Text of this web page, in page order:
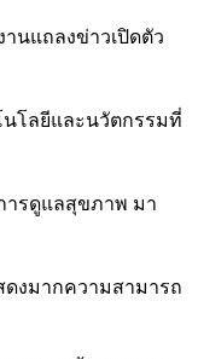
านแถลงข่าวเปิดตัว
โลยีและนวัตกรรมที่
ารดูแลสุขภาพ มา
งมากความสามารถ